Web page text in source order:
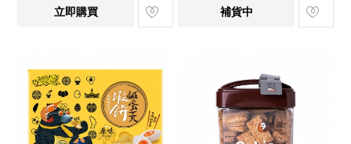
立即購買 補貨中